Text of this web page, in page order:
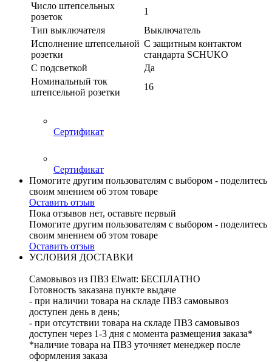
Число штепсельных
розеток
1
Тип выключателя
Выключатель
Исполнение штепсельной
розетки
С защитным контактом
стандарта SCHUKO
С подсветкой
Да
Номинальный ток
штепсельной розетки
16
Сертификат
Сертификат
Помогите другим пользователям с выбором - поделитесь
своим мнением об этом товаре
Оставить отзыв
Пока отзывов нет, оставьте первый
Помогите другим пользователям с выбором - поделитесь
своим мнением об этом товаре
Оставить отзыв
УСЛОВИЯ ДОСТАВКИ
Самовывоз из ПВЗ Elwatt: БЕСПЛАТНО
Готовность заказана пункте выдаче
- при наличии товара на складе ПВЗ самовывоз
доступен день в день;
- при отсутствии товара на складе ПВЗ самовывоз
доступен через 1-3 дня с момента размещения заказа*
*наличие товара на ПВЗ уточняет менеджер после
оформления заказа